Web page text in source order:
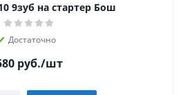
9зуб на стартер Бош
Достаточно
руб./шт